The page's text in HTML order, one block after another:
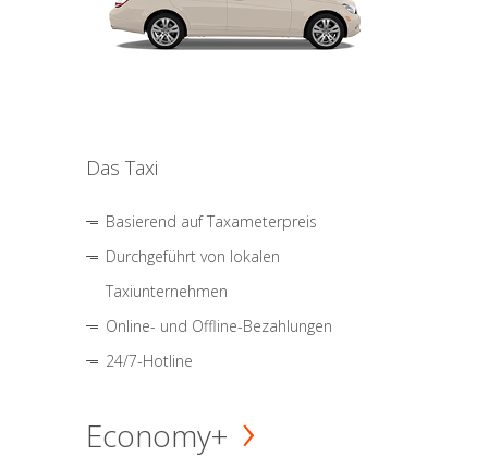
Das Taxi
Basierend auf Taxameterpreis
Durchgeführt von lokalen
Taxiunternehmen
Online- und Offline-Bezahlungen
24/7-Hotline
Economy+